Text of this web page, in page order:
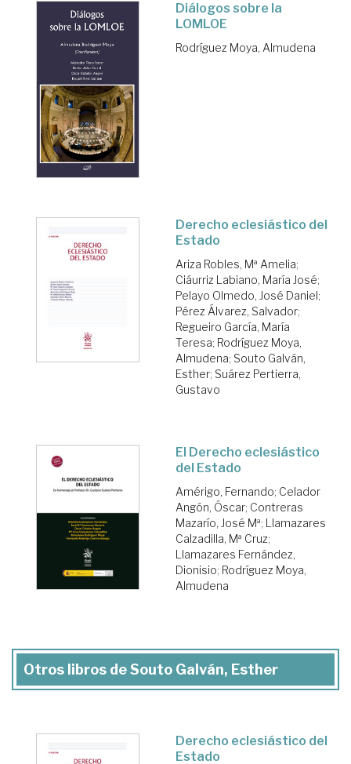
Diálogos sobre la
LOMLOE
Rodríguez Moya, Almudena
Derecho eclesiástico del
Estado
Ariza Robles, Mª Amelia;
Ciáurriz Labiano, María José;
Pelayo Olmedo, José Daniel;
Pérez Álvarez, Salvador;
Regueiro García, María
Teresa; Rodríguez Moya,
Almudena; Souto Galván,
Esther; Suárez Pertierra,
Gustavo
El Derecho eclesiástico
del Estado
Amérigo, Fernando; Celador
Angón, Óscar; Contreras
Mazarío, José Mª; Llamazares
Calzadilla, Mª Cruz;
Llamazares Fernández,
Dionisio; Rodríguez Moya,
Almudena
Otros libros de Souto Galván, Esther
Derecho eclesiástico del
Estado